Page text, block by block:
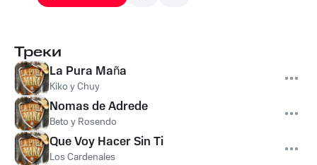
Треки
La Pura Maña
Kiko y Chuy
Nomas de Adrede
Beto y Rosendo
Que Voy Hacer Sin Ti
Los Cardenales